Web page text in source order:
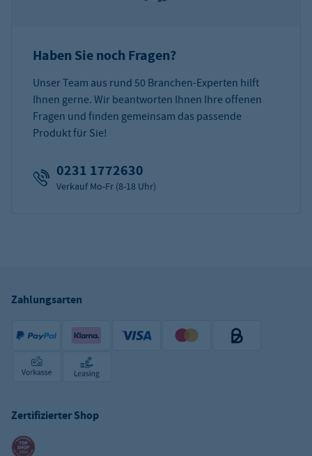
Haben Sie noch Fragen?
Unser Team aus rund 50 Branchen-Experten hilft
Ihnen gerne. Wir beantworten Ihnen Ihre offenen
Fragen und finden gemeinsam das passende
Produkt für Sie!
0231 1772630
Verkauf Mo-Fr (8-18 Uhr)
Zahlungsarten
Zertifizierter Shop